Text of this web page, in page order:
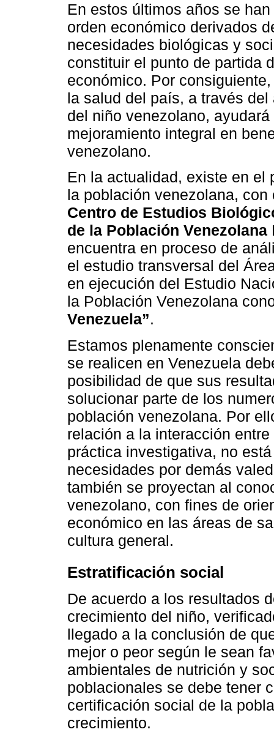
En estos últimos años se
orden económico derivados
necesidades biológicas y
constituir el punto de partida
económico. Por
la salud del país, a través
del niño venezolano,
mejoramiento integral en
venezolano.
En la actualidad, existe en el
la población venezolana,
Centro de Estudios
de la Población Venezolana
encuentra en proceso de
el estudio transversal del
en ejecución del Estudio
la Población Venezolana
Venezuela”.
Estamos plenamente
se realicen en Venezuela
posibilidad de que sus
solucionar parte de los
población venezolana. Por
relación a la interacción
práctica investigativa, no
necesidades por demás
también se proyectan al
venezolano, con fines de
económico en las áreas de
cultura general.
Estratificación social
De acuerdo a los resultados
crecimiento del niño,
llegado a la conclusión de
mejor o peor según le sean
ambientales de nutrición y
poblacionales se debe tener
certificación social de la
crecimiento.